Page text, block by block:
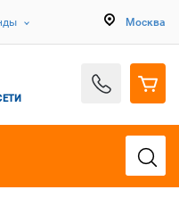
Москва